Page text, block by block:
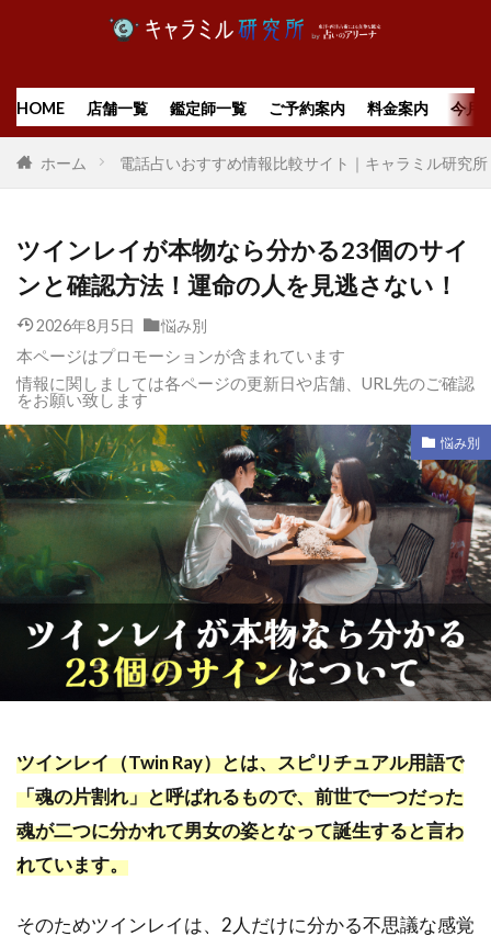
HOME 店舗一覧 鑑定師一覧 ご予約案内 料金案内 今月
ホーム 電話占いおすすめ情報比較サイト｜キャラミル研究所
ツインレイが本物なら分かる23個のサイ
ンと確認方法！運命の人を見逃さない！
2026年8月5日 悩み別
本ページはプロモーションが含まれています
情報に関しましては各ページの更新日や店舗、URL先のご確認
をお願い致します
悩み別
ツインレイ（Twin Ray）とは、スピリチュアル用語で
「魂の片割れ」と呼ばれるもので、前世で一つだった
魂が二つに分かれて男女の姿となって誕生すると言わ
れています。
そのためツインレイは、2人だけに分かる不思議な感覚